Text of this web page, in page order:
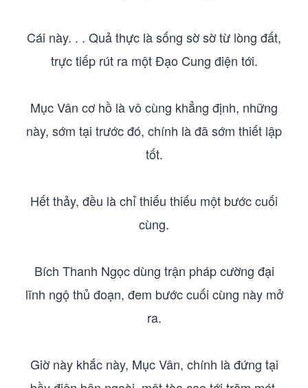
Cái này. . . Quả thực là sống sờ sờ từ lòng đất,
trực tiếp rút ra một Đạo Cung điện tới.
Mục Vân cơ hồ là vô cùng khẳng định, những
này, sớm tại trước đó, chính là đã sớm thiết lập
tốt.
Hết thảy, đều là chỉ thiếu thiếu một bước cuối
cùng.
Bích Thanh Ngọc dùng trận pháp cường đại
lĩnh ngộ thủ đoạn, đem bước cuối cùng này mở
ra.
Giờ này khắc này, Mục Vân, chính là đứng tại